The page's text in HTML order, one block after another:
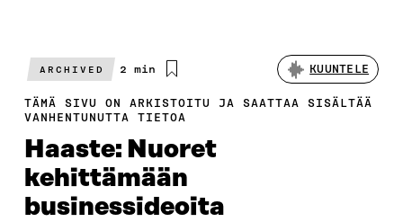
ARCHIVED
Arvioitu
2 min KUUNTELE
TÄMÄ SIVU ON ARKISTOITU JA SAATTAA SISÄLTÄÄ
VANHENTUNUTTA TIETOA
Haaste: Nuoret
kehittämään
businessideoita